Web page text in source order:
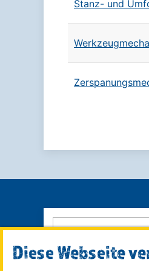
Stanz- und
Diese Webseite